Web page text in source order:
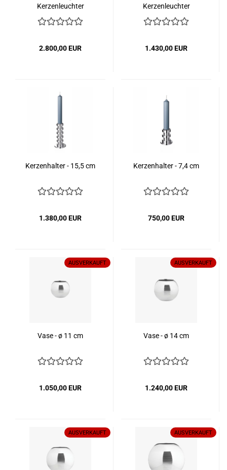
Kerzenleuchter
2.800,00 EUR
Kerzenleuchter
1.430,00 EUR
Kerzenhalter - 15,5 cm
1.380,00 EUR
Kerzenhalter - 7,4 cm
750,00 EUR
AUSVERKAUFT
Vase - ø 11 cm
1.050,00 EUR
AUSVERKAUFT
Vase - ø 14 cm
1.240,00 EUR
AUSVERKAUFT AUSVERKAUFT